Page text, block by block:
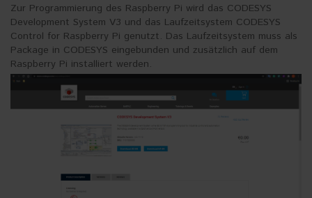
Zur Programmierung des Raspberry Pi wird das CODESYS
Development System V3 und das Laufzeitsystem CODESYS
Control for Raspberry Pi genutzt. Das Laufzeitsystem muss als
Package in CODESYS eingebunden und zusätzlich auf dem
Raspberry Pi installiert werden.